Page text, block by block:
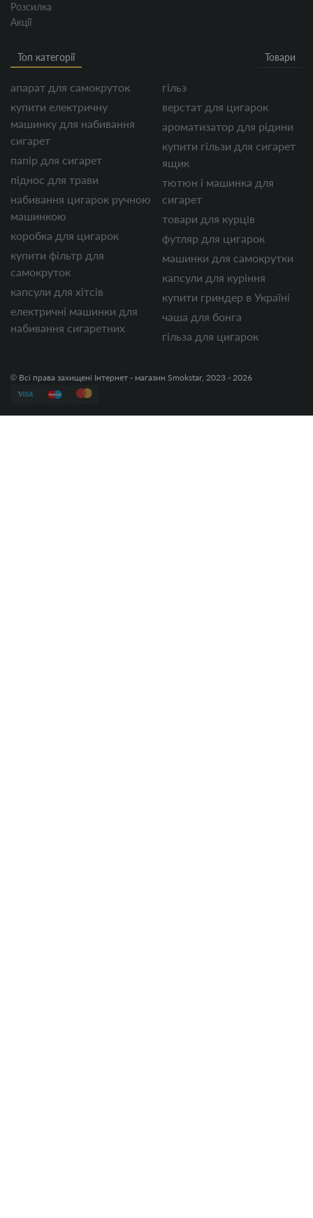
Розсилка
Акції
Топ категорії Товари
апарат для самокруток
купити електричну
машинку для набивання
сигарет
папір для сигарет
піднос для трави
набивання цигарок ручною
машинкою
коробка для цигарок
купити фільтр для
самокруток
капсули для хітсів
електричні машинки для
набивання сигаретних
гільз
верстат для цигарок
ароматизатор для рідини
купити гільзи для сигарет
ящик
тютюн і машинка для
сигарет
товари для курців
футляр для цигарок
машинки для самокрутки
капсули для куріння
купити гриндер в Україні
чаша для бонга
гільза для цигарок
© Всі права захищені Інтернет - магазин Smokstar, 2023 - 2026